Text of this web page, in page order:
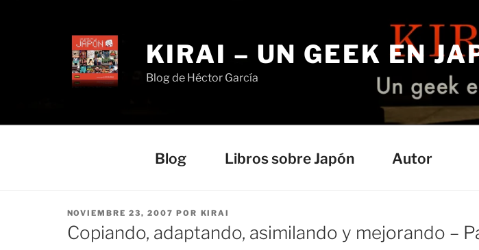
KIRAI – UN GEEK EN
Blog de Héctor García
Blog Libros sobre Japón Autor
PUBLICADO
EL
NOVIEMBRE 23, 2007 POR KIRAI
Copiando, adaptando, asimilando y mejorando –